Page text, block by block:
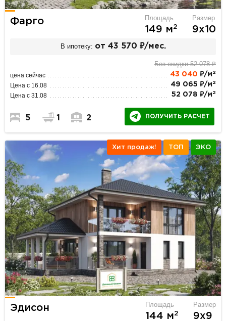
Фарго Площадь
149 м2
Размер
9х10
В ипотеку: от 43 570 ₽/мес.
Без скидки 52 078 ₽
цена сейчас 43 040 ₽/м 2
Цена с 16.08 49 065 ₽/м 2
Цена с 31.08 52 078 ₽/м 2
5 1 2 ПОЛУЧИТЬ РАСЧЕТ
Хит продаж! ТОП ЭКО
Эдисон Площадь
144 м2
Размер
9х9